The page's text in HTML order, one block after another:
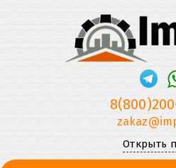
Открыть